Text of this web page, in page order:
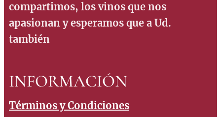
compartimos, los vinos que nos
apasionan y esperamos que a Ud.
también
INFORMACIÓN
Términos y Condiciones